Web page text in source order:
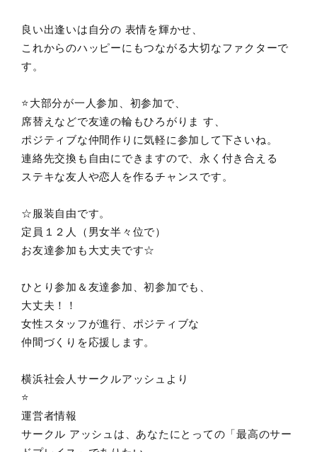
良い出逢いは自分の 表情を輝かせ、
これからのハッピーにもつながる大切なファクターで
す。
⭐️大部分が一人参加、初参加で、
席替えなどで友達の輪もひろがりま す、
ポジティブな仲間作りに気軽に参加して下さいね。
連絡先交換も自由にできますので、永く付き合える
ステキな友人や恋人を作るチャンスです。
☆服装自由です。
定員１２人（男女半々位で）
お友達参加も大丈夫です☆
ひとり参加＆友達参加、初参加でも、
大丈夫！！
女性スタッフが進行、ポジティブな
仲間づくりを応援します。
横浜社会人サークルアッシュより
⭐️
運営者情報
サークル アッシュは、あなたにとっての「最高のサー